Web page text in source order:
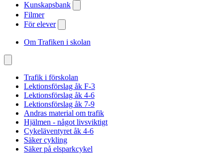
Kunskapsbank
Filmer
För elever
Om Trafiken i skolan
Trafik i förskolan
Lektionsförslag åk F-3
Lektionsförslag åk 4-6
Lektionsförslag åk 7-9
Andras material om trafik
Hjälmen - något livsviktigt
Cykeläventyret åk 4-6
Säker cykling
Säker på elsparkcykel